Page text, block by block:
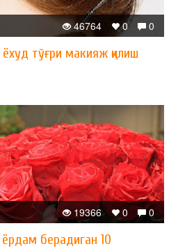
0
0
46764
тўғри макияж қилиш
0
0
19366
ёрдам берадиган 10